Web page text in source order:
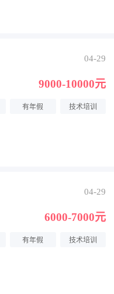
04-29
9000-10000元
有年假 技术培训
04-29
6000-7000元
有年假 技术培训